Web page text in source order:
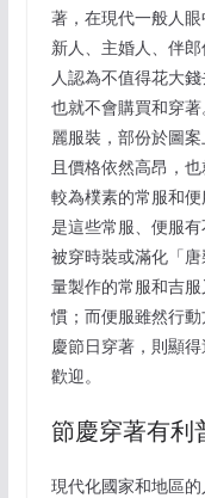
著，在現代一般人
新人、主婚人、伴
人認為不值得花大
也就不會購買和穿
麗服裝，部份於圖
且價格依然高昂，
較為樸素的常服和
是這些常服、便服
被穿時裝或滿化「
量製作的常服和吉
慣；而便服雖然行
慶節日穿著，則顯
歡迎。
節慶穿著有利
現代化國家和地區